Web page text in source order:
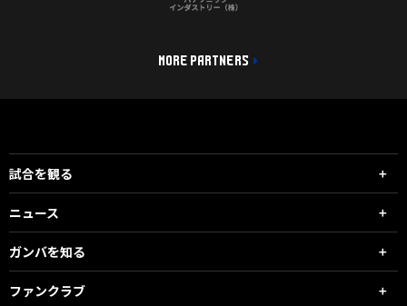
MORE PARTNERS
試合を観る
ニュース
ガンバを知る
ファンクラブ